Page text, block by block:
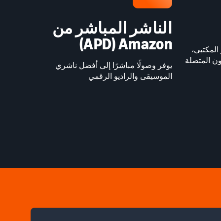
المتصلة
الناشر المباشر من
Amazon‏ (APD)
يوفر وصولًا مباشرًا إلى أفضل ناشري
الموسيقى والراديو الرقمي